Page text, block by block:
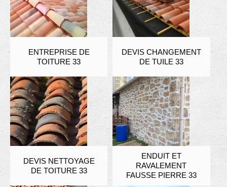
ENTREPRISE DE
TOITURE 33
DEVIS CHANGEMENT
DE TUILE 33
DEVIS NETTOYAGE
DE TOITURE 33
ENDUIT ET
RAVALEMENT
FAUSSE PIERRE 33